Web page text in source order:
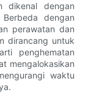
dikenal dengan
dengan
perawatan dan
dirancang untuk
penghematan
mengalokasikan
waktu